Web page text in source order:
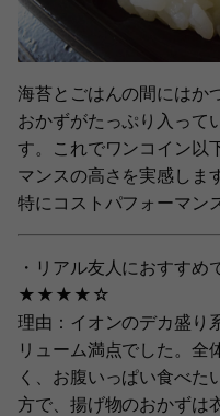
海苔とごはんの間にはか
おかずがたっぷり入って
す。これでワンコイン以
マンスの高さを実感しま
特にコストパフォーマン
・リアル友人におすすめ
★★★★☆
理由：イオンのデカ盛り
リューム満点でした。全
く、お腹いっぱい食べた
方で、揚げ物のおかずは